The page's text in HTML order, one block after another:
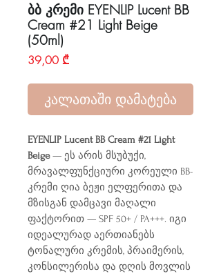
ბბ კრემი EYENLIP Lucent BB
Cream #21 Light Beige
(50ml)
39,00 ₾Price
კალათაში დამატება
EYENLIP Lucent BB Cream #21 Light
Beige— ეს არის მსუბუქი,
მრავალფუნქციური კორეული BB-
კრემი ღია ბეჟი ელფერითა და
მზისგან დამცავი მაღალი
ფაქტორით — SPF 50+ / PA+++. იგი
იდეალურად აერთიანებს
ტონალური კრემის, პრაიმერის,
კონსილერისა და დღის მოვლის